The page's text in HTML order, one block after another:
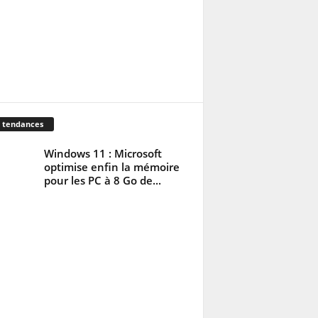
tendances
Windows 11 : Microsoft
optimise enfin la mémoire
pour les PC à 8 Go de...